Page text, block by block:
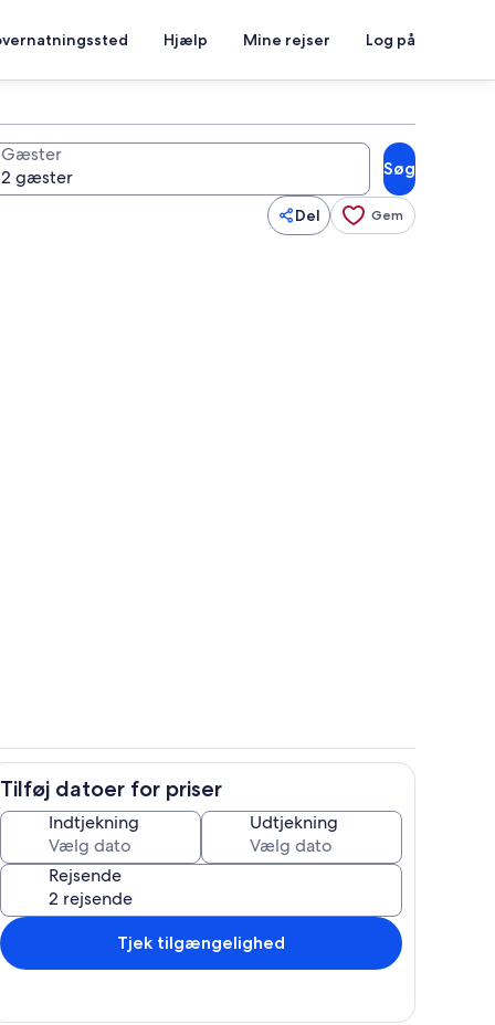
Hjælp Mine rejser Log på
Gæster
Søg
Del Gem
Tilføj datoer for priser
Indtjekning Udtjekning
Rejsende
Tjek tilgængelighed